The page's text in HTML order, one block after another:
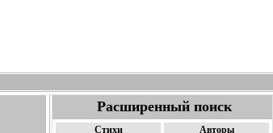
Расширенный поиск
Стихи Авторы